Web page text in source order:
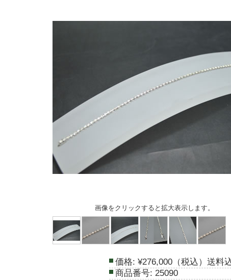
画像をクリックすると拡大表示します。
価格: ¥276,000（税込）送料
商品番号: 25090